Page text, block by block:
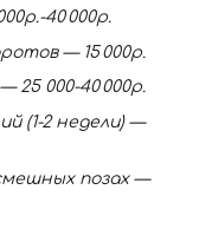
40 000р.
— 15 000р.
000-40 000р.
(1-2 недели) —
позах —